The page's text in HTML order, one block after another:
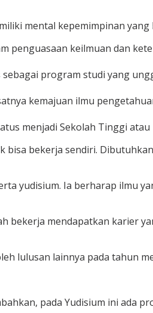
mental kepemimpinan yang
penguasaan keilmuan dan
program studi yang
kemajuan ilmu
menjadi Sekolah Tinggi
bisa bekerja sendiri.
yudisium. Ia berharap ilmu
bekerja mendapatkan karier
lulusan lainnya pada tahun
pada Yudisium ini ada